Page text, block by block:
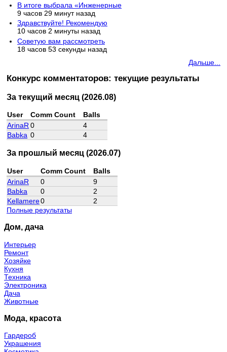
В итоге выбрала «Инженерные
9 часов 29 минут назад
Здравствуйте! Рекомендую
10 часов 2 минуты назад
Советую вам рассмотреть
18 часов 53 секунды назад
Дальше...
Конкурс комментаторов: текущие результаты
За текущий месяц (2026.08)
User Comm Count
Balls
ArinaR 0
4
Babka 0 4
За прошлый месяц (2026.07)
User Comm Count
Balls
ArinaR
0
9
Babka
0
2
Kellamere0
2
Полные результаты
Дом, дача
Интерьер
Ремонт
Хозяйке
Кухня
Техника
Электроника
Дача
Животные
Мода, красота
Гардероб
Украшения